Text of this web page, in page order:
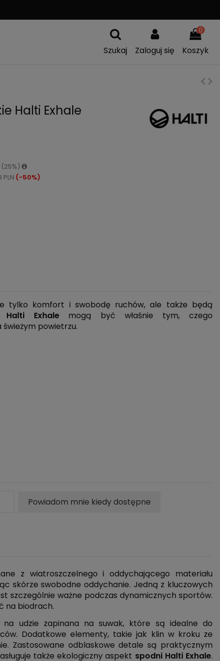
Szukaj Zaloguj się
0
Koszyk
Halti Exhale
(-50%)
tylko komfort i swobodę ruchów, ale także będą
Halti Exhalemogą być właśnie tym, czego
powietrzu.
Powiadom mnie kiedy dostępne
z wiatroszczelnego i oddychającego materiału
skórze swobodne oddychanie. Jedną z kluczowych
szczególnie ważne podczas dynamicznych sportów.
na biodrach.
udzie zapinana na suwak, które są idealne do
Dodatkowe elementy, takie jak klin w kroku ze
Zastosowane odblaskowe detale są praktycznym
także ekologiczny aspekt spodni Halti Exhale.